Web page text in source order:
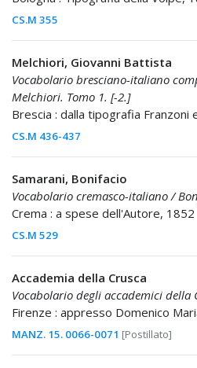
CS.M 355
Melchiori, Giovanni Battista
Vocabolario bresciano-italiano
Melchiori. Tomo 1. [-2.]
Brescia : dalla tipografia Franzoni
CS.M 436-437
Samarani, Bonifacio
Vocabolario cremasco-italiano /
Crema : a spese dell'Autore, 1852
CS.M 529
Accademia della Crusca
Vocabolario degli accademici della
Firenze : appresso Domenico
MANZ. 15. 0066-0071 [Postillato]